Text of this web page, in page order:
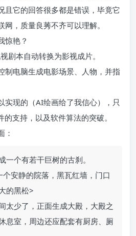
且它的回答很多都是错误，毕竟它
，质量良莠不齐可以理解。
惊艳？
剧本自动转换为影视成片。
制电脑生成电影场景、人物，并指
实现的（AI绘画给了我信心），只
支持，以及软件算法的突破。
：
一个有若干巨树的古刹。
安静的院落，黑瓦红墙，门口
的黑松>
太少了，正面生成大殿，大殿之
息室，周边还应配套有厨房、厕